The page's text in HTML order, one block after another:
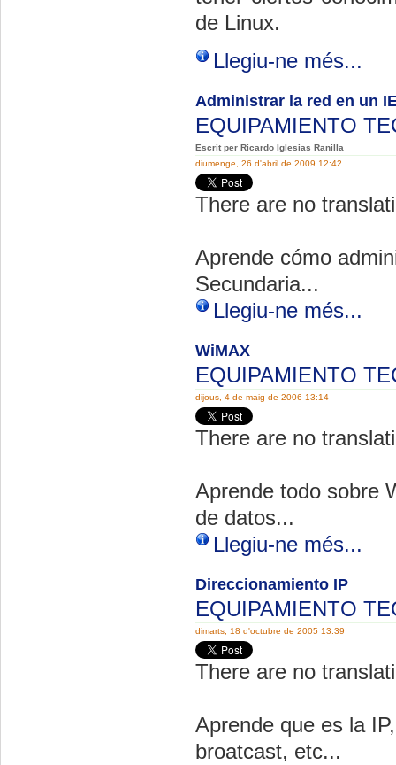
de Linux.
Llegiu-ne més...
Administrar la red en un
EQUIPAMIENTO
Escrit per Ricardo Iglesias Ranilla
diumenge, 26 d'abril de 2009 12:42
There are no
Aprende cómo
Secundaria...
Llegiu-ne més...
WiMAX
EQUIPAMIENTO
dijous, 4 de maig de 2006 13:14
There are no
Aprende todo sobre
de datos...
Llegiu-ne més...
Direccionamiento IP
EQUIPAMIENTO
dimarts, 18 d'octubre de 2005 13:39
There are no
Aprende que es la
broatcast, etc...